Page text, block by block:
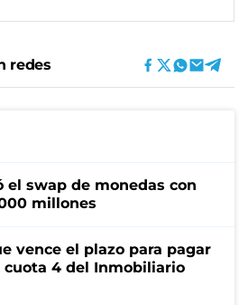
redes
el swap de monedas con
millones
vence el plazo para pagar
cuota 4 del Inmobiliario